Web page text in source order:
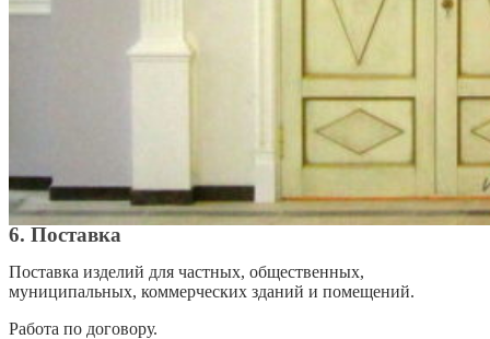
6. Поставка
Поставка изделий для частных, общественных,
муниципальных, коммерческих зданий и помещений.
Работа по договору.